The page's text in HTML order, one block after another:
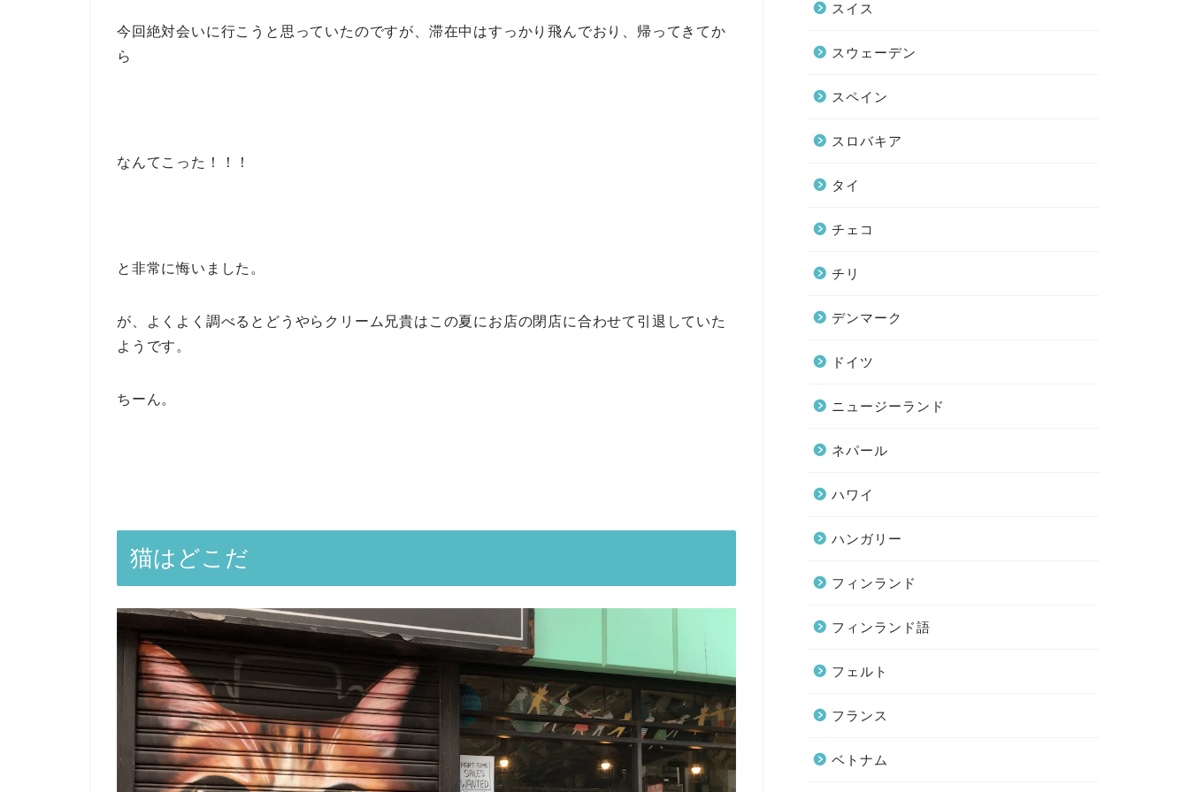
今回絶対会いに行こうと思っていたのですが、滞在中はすっかり飛んでおり、帰ってきてか
ら
なんてこった！！！
と非常に悔いました。
が、よくよく調べるとどうやらクリーム兄貴はこの夏にお店の閉店に合わせて引退していた
ようです。
ちーん。
猫はどこだ
スイス
スウェーデン
スペイン
スロバキア
タイ
チェコ
チリ
デンマーク
ドイツ
ニュージーランド
ネパール
ハワイ
ハンガリー
フィンランド
フィンランド語
フェルト
フランス
ベトナム